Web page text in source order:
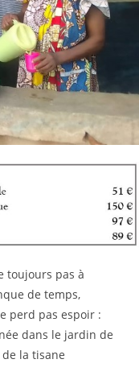
toujours pas à
de temps,
perd pas espoir :
dans le jardin de
la tisane